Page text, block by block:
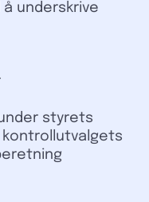
underskrive
styrets